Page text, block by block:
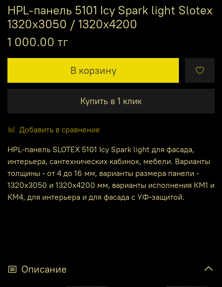
HPL-панель 5101 Icy Spark light Slotex
1320х3050 / 1320х4200
1 000.00 тг
В корзину
Купить в 1 клик
Добавить в сравнение
HPL-панель SLOTEX 5101 Icy Spark light для фасада,
интерьера, сантехнических кабинок, мебели. Варианты
толщины - от 4 до 16 мм, варианты размера панели -
1320х3050 и 1320х4200 мм, варианты исполнения КМ1 и
КМ4, для интерьера и для фасада с УФ-защитой.
Описание